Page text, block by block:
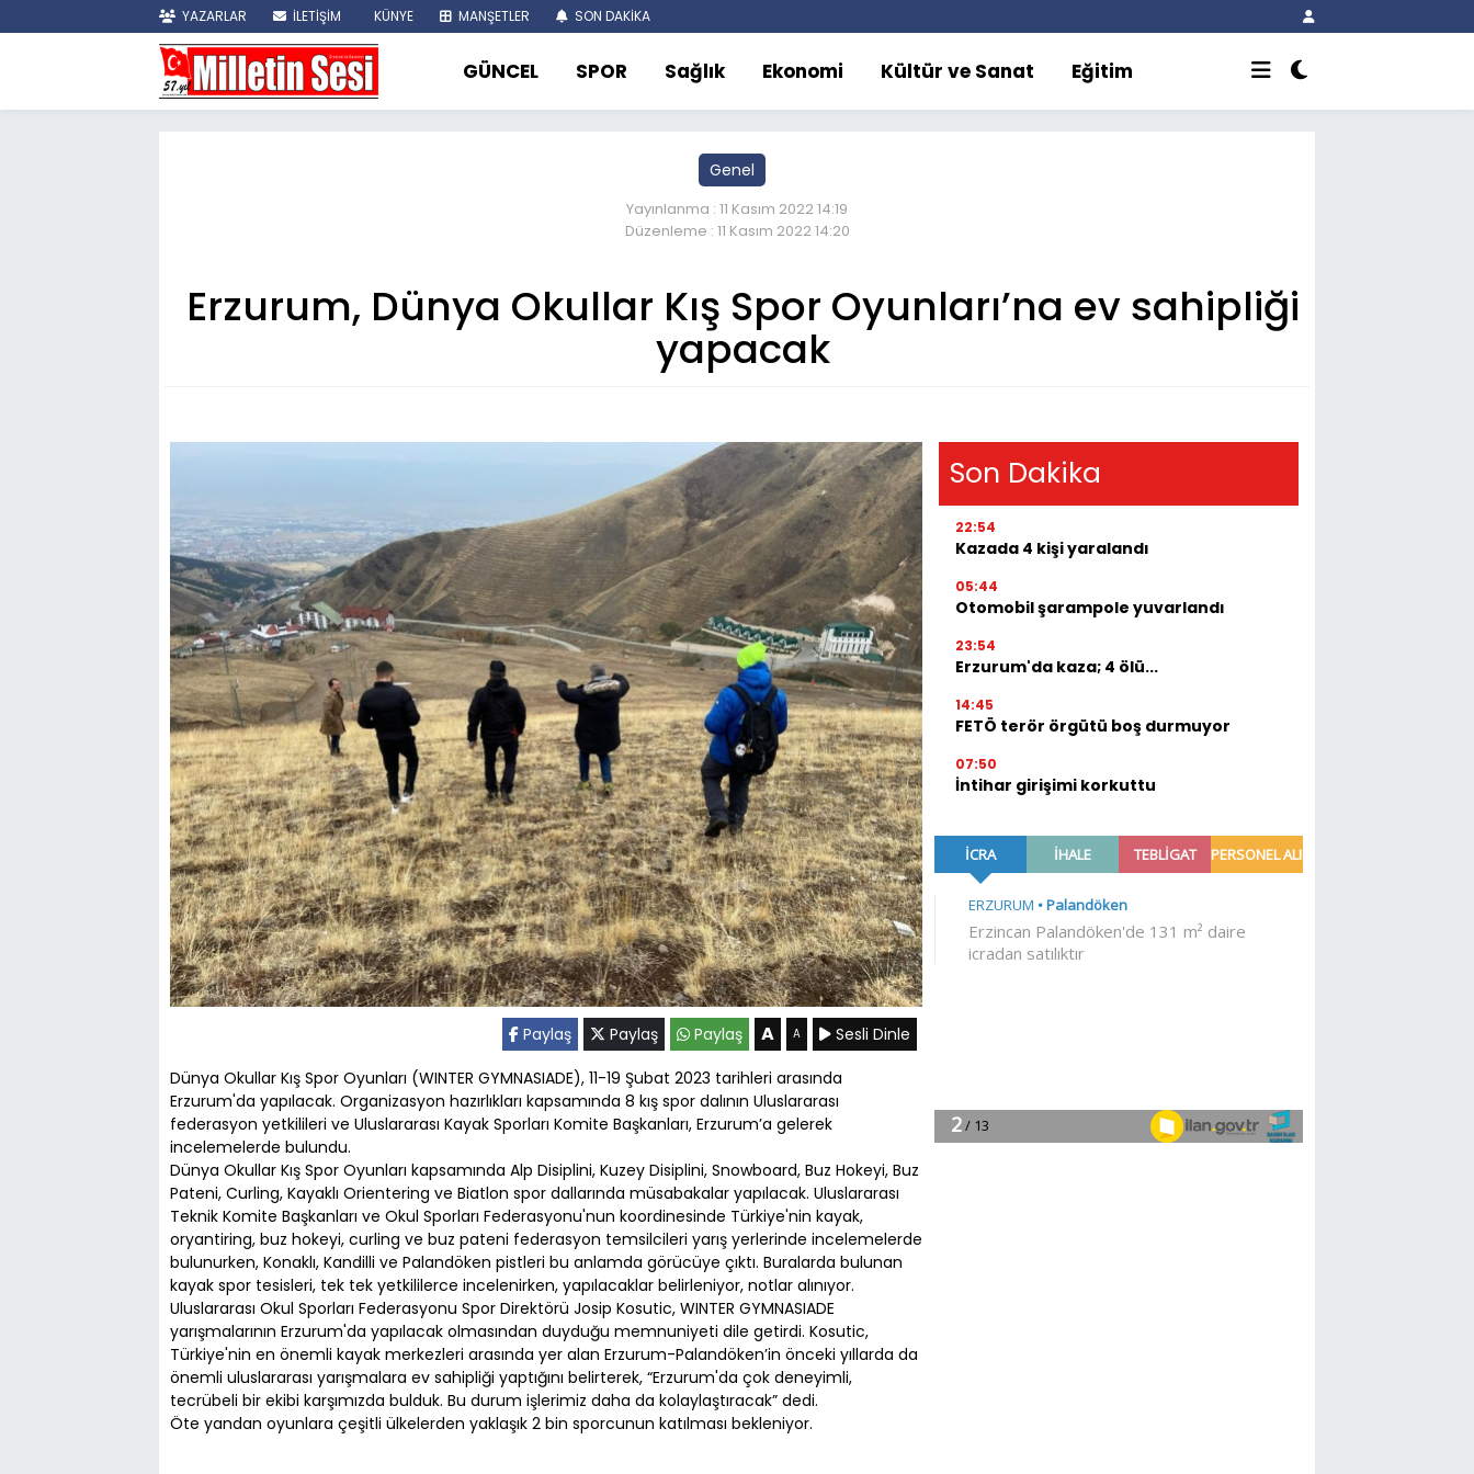
YAZARLAR İLETİŞİM KÜNYE MANŞETLER SON DAKİKA
GÜNCEL SPOR Sağlık Ekonomi Kültür ve Sanat Eğitim
Genel
Yayınlanma : 11 Kasım 2022 14:19
Düzenleme : 11 Kasım 2022 14:20
Erzurum, Dünya Okullar Kış Spor Oyunları’na ev sahipliği
yapacak
Paylaş Paylaş Paylaş A A
Sesli Dinle
Dünya Okullar Kış Spor Oyunları (WINTER GYMNASIADE), 11-19 Şubat 2023 tarihleri arasında
Erzurum'da yapılacak. Organizasyon hazırlıkları kapsamında 8 kış spor dalının Uluslararası
federasyon yetkilileri ve Uluslararası Kayak Sporları Komite Başkanları, Erzurum’a gelerek
incelemelerde bulundu.
Dünya Okullar Kış Spor Oyunları kapsamında Alp Disiplini, Kuzey Disiplini, Snowboard, Buz Hokeyi, Buz
Pateni, Curling, Kayaklı Orientering ve Biatlon spor dallarında müsabakalar yapılacak. Uluslararası
Teknik Komite Başkanları ve Okul Sporları Federasyonu'nun koordinesinde Türkiye'nin kayak,
oryantiring, buz hokeyi, curling ve buz pateni federasyon temsilcileri yarış yerlerinde incelemelerde
bulunurken, Konaklı, Kandilli ve Palandöken pistleri bu anlamda görücüye çıktı. Buralarda bulunan
kayak spor tesisleri, tek tek yetkililerce incelenirken, yapılacaklar belirleniyor, notlar alınıyor.
Uluslararası Okul Sporları Federasyonu Spor Direktörü Josip Kosutic, WINTER GYMNASIADE
yarışmalarının Erzurum'da yapılacak olmasından duyduğu memnuniyeti dile getirdi. Kosutic,
Türkiye'nin en önemli kayak merkezleri arasında yer alan Erzurum-Palandöken’in önceki yıllarda da
önemli uluslararası yarışmalara ev sahipliği yaptığını belirterek, “Erzurum'da çok deneyimli,
tecrübeli bir ekibi karşımızda bulduk. Bu durum işlerimiz daha da kolaylaştıracak” dedi.
Öte yandan oyunlara çeşitli ülkelerden yaklaşık 2 bin sporcunun katılması bekleniyor.
Son Dakika
22:54
Kazada 4 kişi yaralandı
05:44
Otomobil şarampole yuvarlandı
23:54
Erzurum'da kaza; 4 ölü...
14:45
FETÖ terör örgütü boş durmuyor
07:50
İntihar girişimi korkuttu